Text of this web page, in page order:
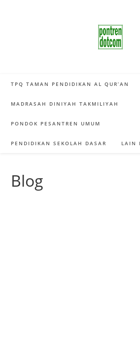
TPQ TAMAN PENDIDIKAN AL QUR’AN
MADRASAH DINIYAH TAKMILIYAH
PONDOK PESANTREN UMUM
PENDIDIKAN SEKOLAH DASAR LAIN
Blog